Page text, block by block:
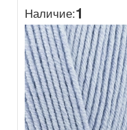
Наличие:1